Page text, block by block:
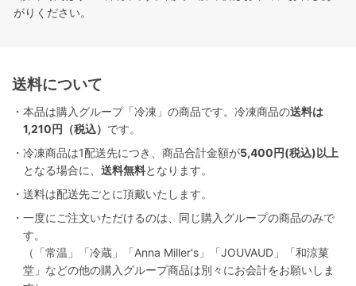
がりください。
送料について
・本品は購入グループ「冷凍」の商品です。冷凍商品の送料は
1,210円（税込） です。
・冷凍商品は1配送先につき、商品合計金額が5,400円(税込)以上
となる場合に、 送料無料となります。
・送料は配送先ごとに頂戴いたします。
・一度にご注文いただけるのは、同じ購入グループの商品のみで
す。
（「常温」「冷蔵」「Anna Miller's」「JOUVAUD」「和涼菓
堂」などの他の購入グループ商品は別々にお会計をお願いしま